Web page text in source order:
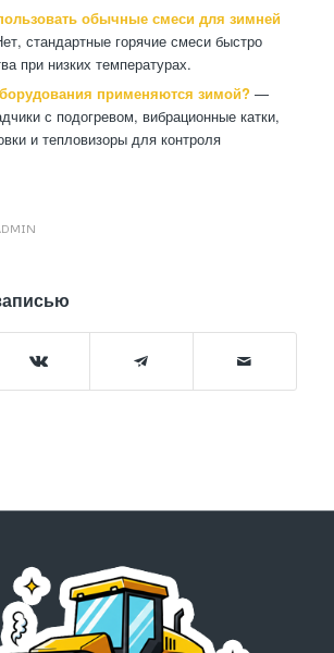
обычные смеси для зимней
стандартные горячие смеси быстро
при низких температурах.
применяются зимой? —
с подогревом, вибрационные катки,
и тепловизоры для контроля